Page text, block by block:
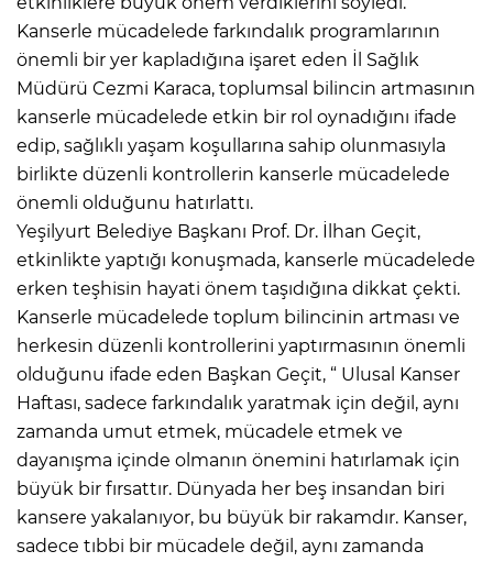
Kanserle mücadelede farkındalık programlarının
önemli bir yer kapladığına işaret eden İl Sağlık
Müdürü Cezmi Karaca, toplumsal bilincin artmasının
kanserle mücadelede etkin bir rol oynadığını ifade
edip, sağlıklı yaşam koşullarına sahip olunmasıyla
birlikte düzenli kontrollerin kanserle mücadelede
önemli olduğunu hatırlattı.
Yeşilyurt Belediye Başkanı Prof. Dr. İlhan Geçit,
etkinlikte yaptığı konuşmada, kanserle mücadelede
erken teşhisin hayati önem taşıdığına dikkat çekti.
Kanserle mücadelede toplum bilincinin artması ve
herkesin düzenli kontrollerini yaptırmasının önemli
olduğunu ifade eden Başkan Geçit, “ Ulusal Kanser
Haftası, sadece farkındalık yaratmak için değil, aynı
zamanda umut etmek, mücadele etmek ve
dayanışma içinde olmanın önemini hatırlamak için
büyük bir fırsattır. Dünyada her beş insandan biri
kansere yakalanıyor, bu büyük bir rakamdır. Kanser,
sadece tıbbi bir mücadele değil, aynı zamanda